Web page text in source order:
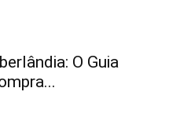
O Guia